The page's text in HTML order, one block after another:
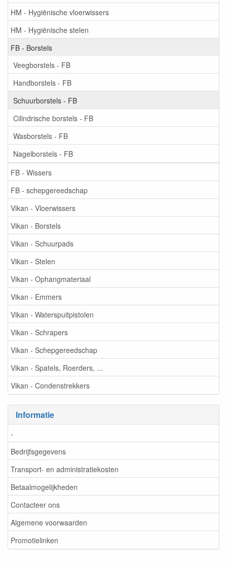
HM - Hygiënische vloerwissers
HM - Hygiënische stelen
FB - Borstels
Veegborstels - FB
Handborstels - FB
Schuurborstels - FB
Cilindrische borstels - FB
Wasborstels - FB
Nagelborstels - FB
FB - Wissers
FB - schepgereedschap
Vikan - Vloerwissers
Vikan - Borstels
Vikan - Schuurpads
Vikan - Stelen
Vikan - Ophangmateriaal
Vikan - Emmers
Vikan - Waterspuitpistolen
Vikan - Schrapers
Vikan - Schepgereedschap
Vikan - Spatels, Roerders, ...
Vikan - Condenstrekkers
Informatie
-
Bedrijfsgegevens
Transport- en administratiekosten
Betaalmogelijkheden
Contacteer ons
Algemene voorwaarden
Promotielinken